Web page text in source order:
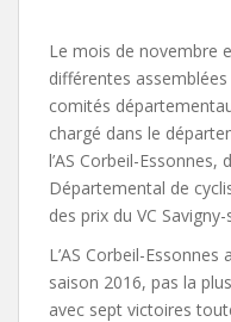
Le mois de novembre
différentes
comités
chargé dans le
l’AS Corbeil-Essonnes,
Départemental de
des prix du VC
L’AS Corbeil-
saison 2016, pas la
avec sept victoires